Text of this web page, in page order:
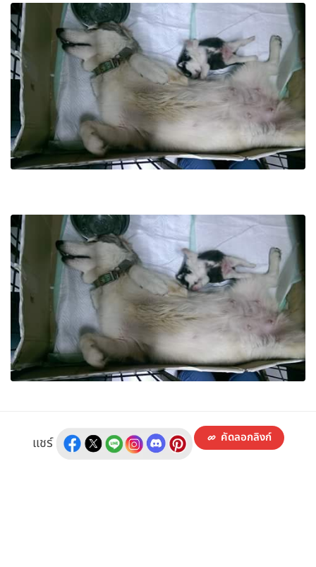
แชร์ คัดลอกลิงก์